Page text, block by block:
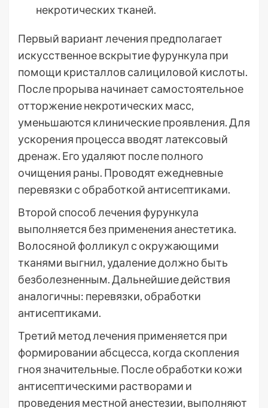
некротических тканей.
Первый вариант лечения предполагает
искусственное вскрытие фурункула при
помощи кристаллов салициловой кислоты.
После прорыва начинает самостоятельное
отторжение некротических масс,
уменьшаются клинические проявления. Для
ускорения процесса вводят латексовый
дренаж. Его удаляют после полного
очищения раны. Проводят ежедневные
перевязки с обработкой антисептиками.
Второй способ лечения фурункула
выполняется без применения анестетика.
Волосяной фолликул с окружающими
тканями выгнил, удаление должно быть
безболезненным. Дальнейшие действия
аналогичны: перевязки, обработки
антисептиками.
Третий метод лечения применяется при
формировании абсцесса, когда скопления
гноя значительные. После обработки кожи
антисептическими растворами и
проведения местной анестезии, выполняют